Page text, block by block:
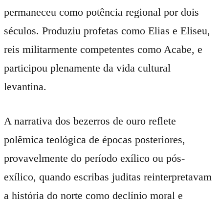
permaneceu como potência regional por dois
séculos. Produziu profetas como Elias e Eliseu,
reis militarmente competentes como Acabe, e
participou plenamente da vida cultural
levantina.
A narrativa dos bezerros de ouro reflete
polêmica teológica de épocas posteriores,
provavelmente do período exílico ou pós-
exílico, quando escribas juditas reinterpretavam
a história do norte como declínio moral e